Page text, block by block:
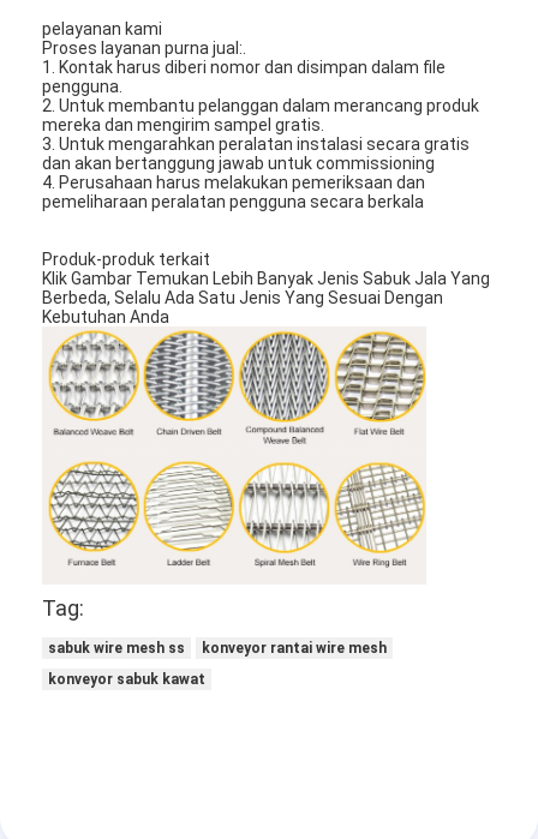
pelayanan kami
Proses layanan purna jual:.
1. Kontak harus diberi nomor dan disimpan dalam file
pengguna.
2. Untuk membantu pelanggan dalam merancang produk
mereka dan mengirim sampel gratis.
3. Untuk mengarahkan peralatan instalasi secara gratis
dan akan bertanggung jawab untuk commissioning
4. Perusahaan harus melakukan pemeriksaan dan
pemeliharaan peralatan pengguna secara berkala
Produk-produk terkait
Klik Gambar Temukan Lebih Banyak Jenis Sabuk Jala Yang
Berbeda, Selalu Ada Satu Jenis Yang Sesuai Dengan
Kebutuhan Anda
Tag:
sabuk wire mesh ss
konveyor rantai wire mesh
konveyor sabuk kawat